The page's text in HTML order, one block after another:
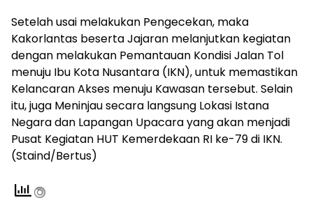
Setelah usai melakukan Pengecekan, maka
Kakorlantas beserta Jajaran melanjutkan kegiatan
dengan melakukan Pemantauan Kondisi Jalan Tol
menuju Ibu Kota Nusantara (IKN), untuk memastikan
Kelancaran Akses menuju Kawasan tersebut. Selain
itu, juga Meninjau secara langsung Lokasi Istana
Negara dan Lapangan Upacara yang akan menjadi
Pusat Kegiatan HUT Kemerdekaan RI ke-79 di IKN.
(Staind/Bertus)